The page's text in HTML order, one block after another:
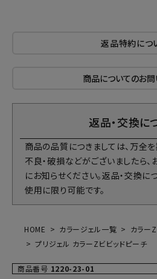
返品特約につ
商品についてのお
返品・交換に
商品の品質につきましては、万全
不良・破損などがございましたら
にお知らせください。返品・交換に
使用に限り可能です。
HOME カラージェル一覧 カラーZ
プリジェル カラーZビビッドピーチ
商品番号 1220-23-01